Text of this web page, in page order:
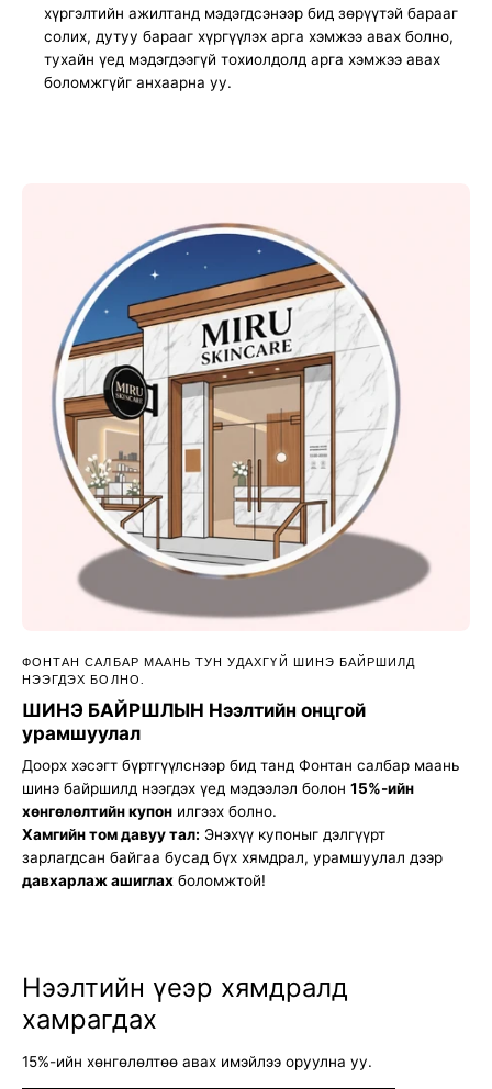
хүргэлтийн ажилтанд мэдэгдсэнээр бид зөрүүтэй барааг
солих, дутуу барааг хүргүүлэх арга хэмжээ авах болно,
тухайн үед мэдэгдээгүй тохиолдолд арга хэмжээ авах
боломжгүйг анхаарна уу.
ФОНТАН САЛБАР МААНЬ ТУН УДАХГҮЙ ШИНЭ БАЙРШИЛД
НЭЭГДЭХ БОЛНО.
ШИНЭ БАЙРШЛЫН Нээлтийн онцгой
урамшуулал
Доорх хэсэгт бүртгүүлснээр бид танд Фонтан салбар маань
шинэ байршилд нээгдэх үед мэдээлэл болон 15%-ийн
хөнгөлөлтийн купон илгээх болно.
Хамгийн том давуу тал: Энэхүү купоныг дэлгүүрт
зарлагдсан байгаа бусад бүх хямдрал, урамшуулал дээр
давхарлаж ашиглах боломжтой!
Нээлтийн үеэр хямдралд
хамрагдах
15%-ийн хөнгөлөлтөө авах имэйлээ оруулна уу.